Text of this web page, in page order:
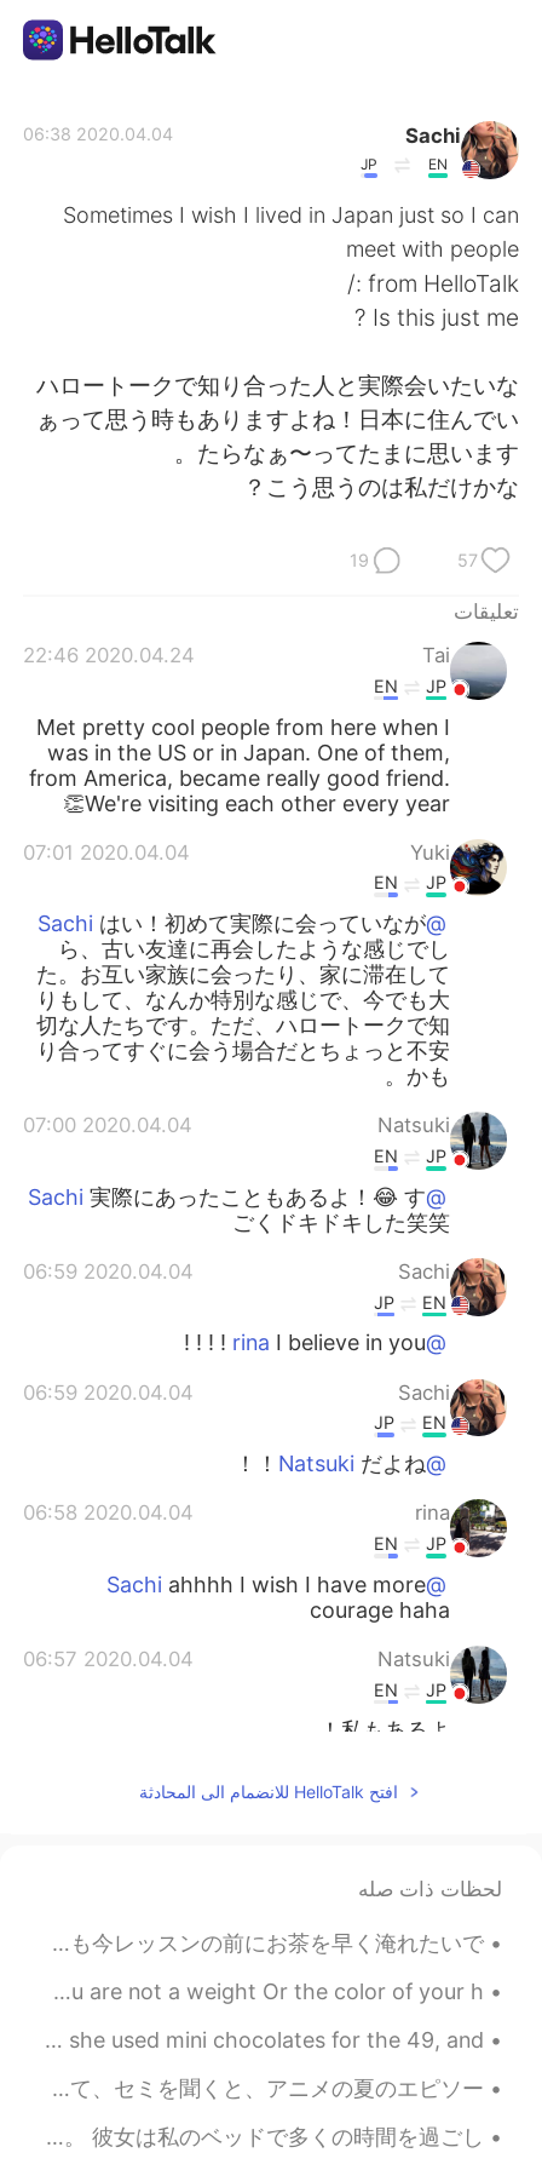
繁體中文 Español
Deutsch
Türkçe Tiếng Việt
Português
Sachi
EN
JP
2020.04.04 06:38
Sometimes I wish I lived in Japan just so I can
meet with people
from HelloTalk :/
Is this just me ?
ハロートークで知り合った人と実際会いたいな
ぁって思う時もありますよね！日本に住んでい
たらなぁ〜ってたまに思います。
こう思うのは私だけかな？
57
19
تعليقات
Tai
2020.04.24 22:46
JP
EN
Met pretty cool people from here when I
was in the US or in Japan. One of them,
from America, became really good friend.
We're visiting each other every year👏
Yuki
2020.04.04 07:01
JP
EN
@Sachi
はい！初めて実際に会っていなが
ら、古い友達に再会したような感じでし
た。お互い家族に会ったり、家に滞在して
りもして、なんか特別な感じで、今でも大
切な人たちです。ただ、ハロートークで知
り合ってすぐに会う場合だとちょっと不安
かも。
Natsuki
2020.04.04 07:00
JP
EN
@Sachi
実際にあったこともあるよ！😂 す
ごくドキドキした笑笑
Sachi
2020.04.04 06:59
EN
JP
@rina
I believe in you ! ! ! !
Sachi
2020.04.04 06:59
EN
JP
@Natsuki
だよね！！
rina
2020.04.04 06:58
JP
EN
@Sachi
ahhhh I wish I have more
courage haha
Natsuki
2020.04.04 06:57
JP
EN
私もあるよ！
2020.04.04 06:54
JP
won’t work out but that’s just life👌🏼 but I
think you should try it a few times Life is
an adventure !
Sachi
EN
@Yuki
不思議ですよね！！でも楽しいです
よね！
Sarah
2020.04.04 06:51
JP
EN
افتح HelloTalk للانضمام الى المحادثة
لحظات ذات صله
こんにちは！大抵毎日ドリップコーヒーを淹れますが、最近Keurigというコーヒーマシンに興味があります。前に持ちましたがその時あまり好きじゃなかったです。でも今レッスンの前にお茶を早く淹れたいで...
You are not your age Nor the size of clothes you wear You are not a weight Or the color of your h...
It’s my birthday!! My wife put up the decorations, yes she used mini chocolates for the 49, and ...
今日やっとセミを見つけました！🤩🦗🎶初めて聞きました！思っていたよりデカくて、すごい音が出ました。🥳今までアニメでしか聞いたことはありません。アメリカ人として、セミを聞くと、アニメの夏のエピソー...
My dog hates the cold. She is spending a lot of time on my bed! 私の犬は寒さが嫌いです。 彼女は私のベッドで多くの時間を過ごし...